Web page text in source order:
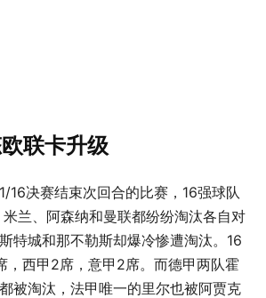
联卡升级
16决赛结束次回合的比赛，16强球队
兰、阿森纳和曼联都纷纷淘汰各自对
特城和那不勒斯却爆冷惨遭淘汰。 16
，西甲2席，意甲2席。而德甲两队霍
被淘汰，法甲唯一的里尔也被阿贾克